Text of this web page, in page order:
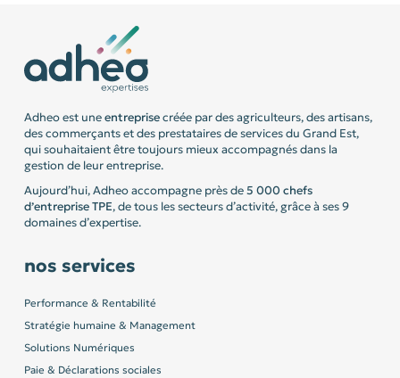
Adheo est uneentreprisecréée par des agriculteurs, des artisans,
des commerçants et des prestataires de services du Grand Est,
qui souhaitaient être toujours mieux accompagnés dans la
gestion de leur entreprise.
Aujourd’hui, Adheo accompagne près de5 000 chefs
d’entrepriseTPE, de tous les secteurs d’activité, grâce à ses 9
domaines d’expertise.
nos services
Performance & Rentabilité
Stratégie humaine & Management
Solutions Numériques
Paie & Déclarations sociales